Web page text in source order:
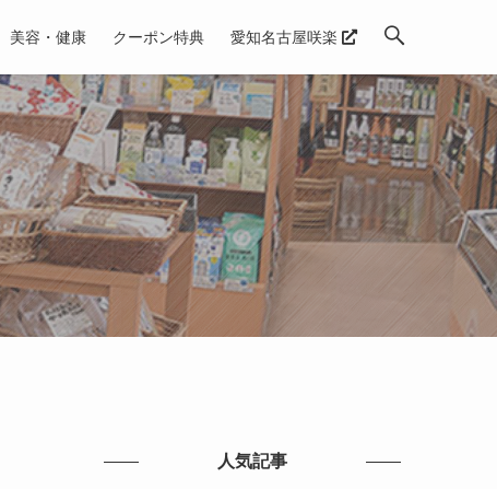
美容・健康 クーポン特典 愛知名古屋咲楽
人気記事